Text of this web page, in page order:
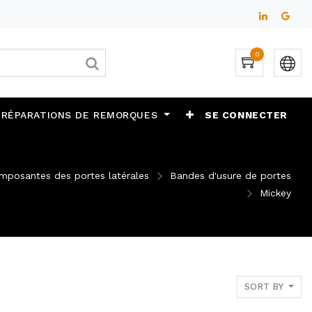
0
DE REMORQUES SE CONNECTER
des portes latérales
Bandes d'usure de portes
Mickey
SORT BY